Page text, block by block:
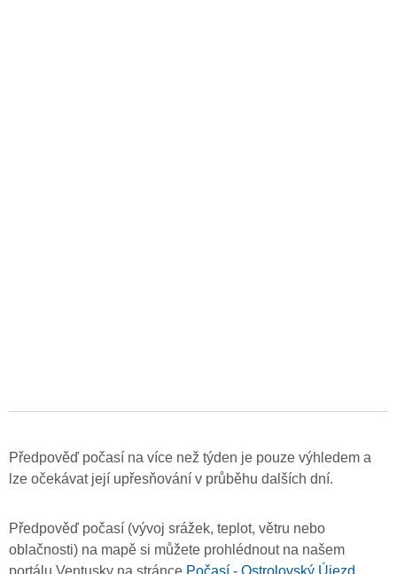
Předpověď počasí na více než týden je pouze výhledem a
lze očekávat její upřesňování v průběhu dalších dní.
Předpověď počasí (vývoj srážek, teplot, větru nebo
oblačnosti) na mapě si můžete prohlédnout na našem